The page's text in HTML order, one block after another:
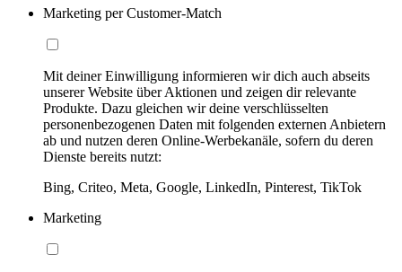
Marketing per Customer-Match
Mit deiner Einwilligung informieren wir dich auch abseits
unserer Website über Aktionen und zeigen dir relevante
Produkte. Dazu gleichen wir deine verschlüsselten
personenbezogenen Daten mit folgenden externen Anbietern
ab und nutzen deren Online-Werbekanäle, sofern du deren
Dienste bereits nutzt:
Bing, Criteo, Meta, Google, LinkedIn, Pinterest, TikTok
Marketing